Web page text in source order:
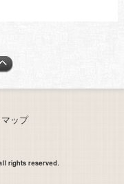
ップ